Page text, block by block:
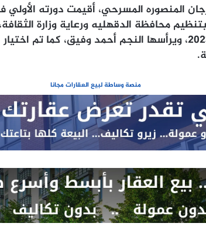
الماضي 2022 بتنظيم محافظة الدقهليه ورعاية وزارة
من 8 إلى 15 فبراير 2023، ويرأسها النجم أحمد وفيق، كما
منصة وساطة لبيع العقارات مجانا